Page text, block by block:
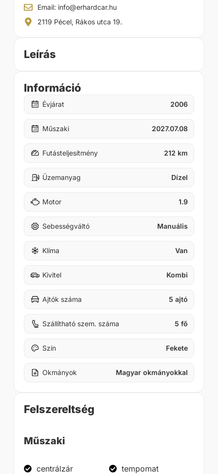
Email: info@erhardcar.hu
2119 Pécel, Rákos utca 19.
Leírás
Információ
Évjárat 2006
Műszaki 2027.07.08
Futásteljesítmény 212 km
Üzemanyag Dízel
Motor 1.9
Sebességváltó Manuális
Klíma Van
Kivitel Kombi
Ajtók száma 5 ajtó
Szállítható szem. száma 5 fő
Szín Fekete
Okmányok Magyar okmányokkal
Felszereltség
Műszaki
centrálzár
tempomat